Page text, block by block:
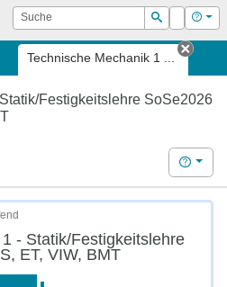
Suche
Suchen
Login Hilfe
Technische Mechanik 1 ...
Tab
Festigkeitslehre SoSe2026
Hilfe
- Statik/Festigkeitslehre
ET, VIW, BMT